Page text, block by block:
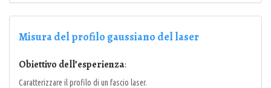
Misura del profilo gaussiano del laser
Obiettivo dell’esperienza:
Caratterizzare il profilo di un fascio laser.